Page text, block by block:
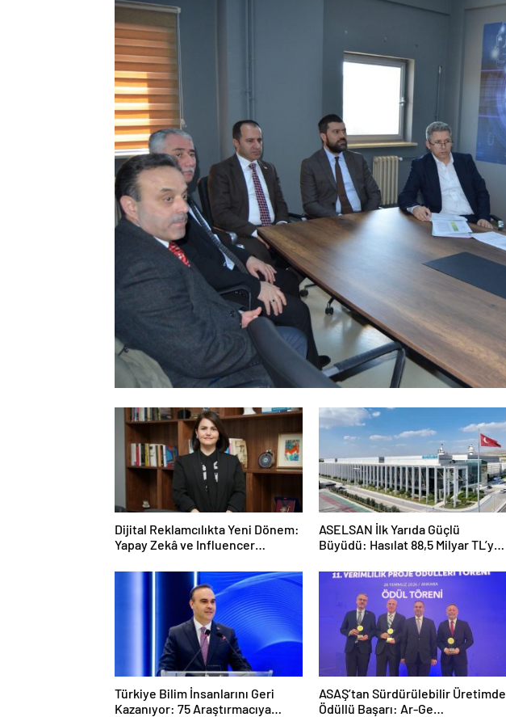
Dijital Reklamcılıkta Yeni Dönem:
Yapay Zekâ ve Influencer
ASELSAN İlk Yarıda Güçlü
Büyüdü: Hasılat 88,5 Milyar TL’ye,
Dolara Ulaştı
Türkiye Bilim İnsanlarını Geri
Kazanıyor: 75 Araştırmacıya
ASAŞ’tan Sürdürülebilir Üretimde
Ödüllü Başarı: Ar-Ge